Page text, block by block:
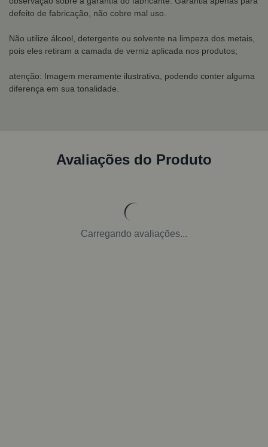
defeito de fabricação, não cobre mal uso.
Não utilize álcool, detergente ou solvente na limpeza dos metais,
pois eles retiram a camada de verniz aplicada nos produtos;
atenção: Imagem meramente ilustrativa, podendo conter alguma
diferença em sua tonalidade.
Avaliações do Produto
Carregando avaliações...